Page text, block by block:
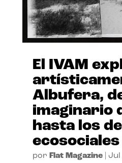
El IVAM
Albufera,
imaginario
hasta los
por Flat Magazine| Jul